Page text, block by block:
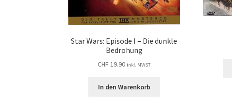
Star Wars: Episode I – Die dunkle
Bedrohung
CHF 19.90 inkl. MWST
In den Warenkorb